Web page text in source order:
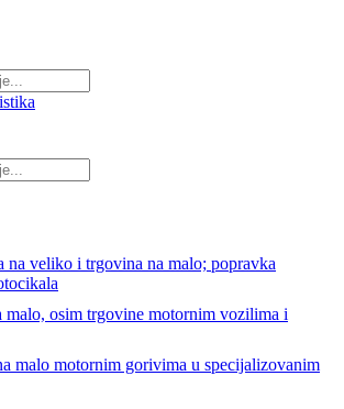
na veliko i trgovina na malo; popravka
malo, osim trgovine motornim vozilima i
malo motornim gorivima u specijalizovanim